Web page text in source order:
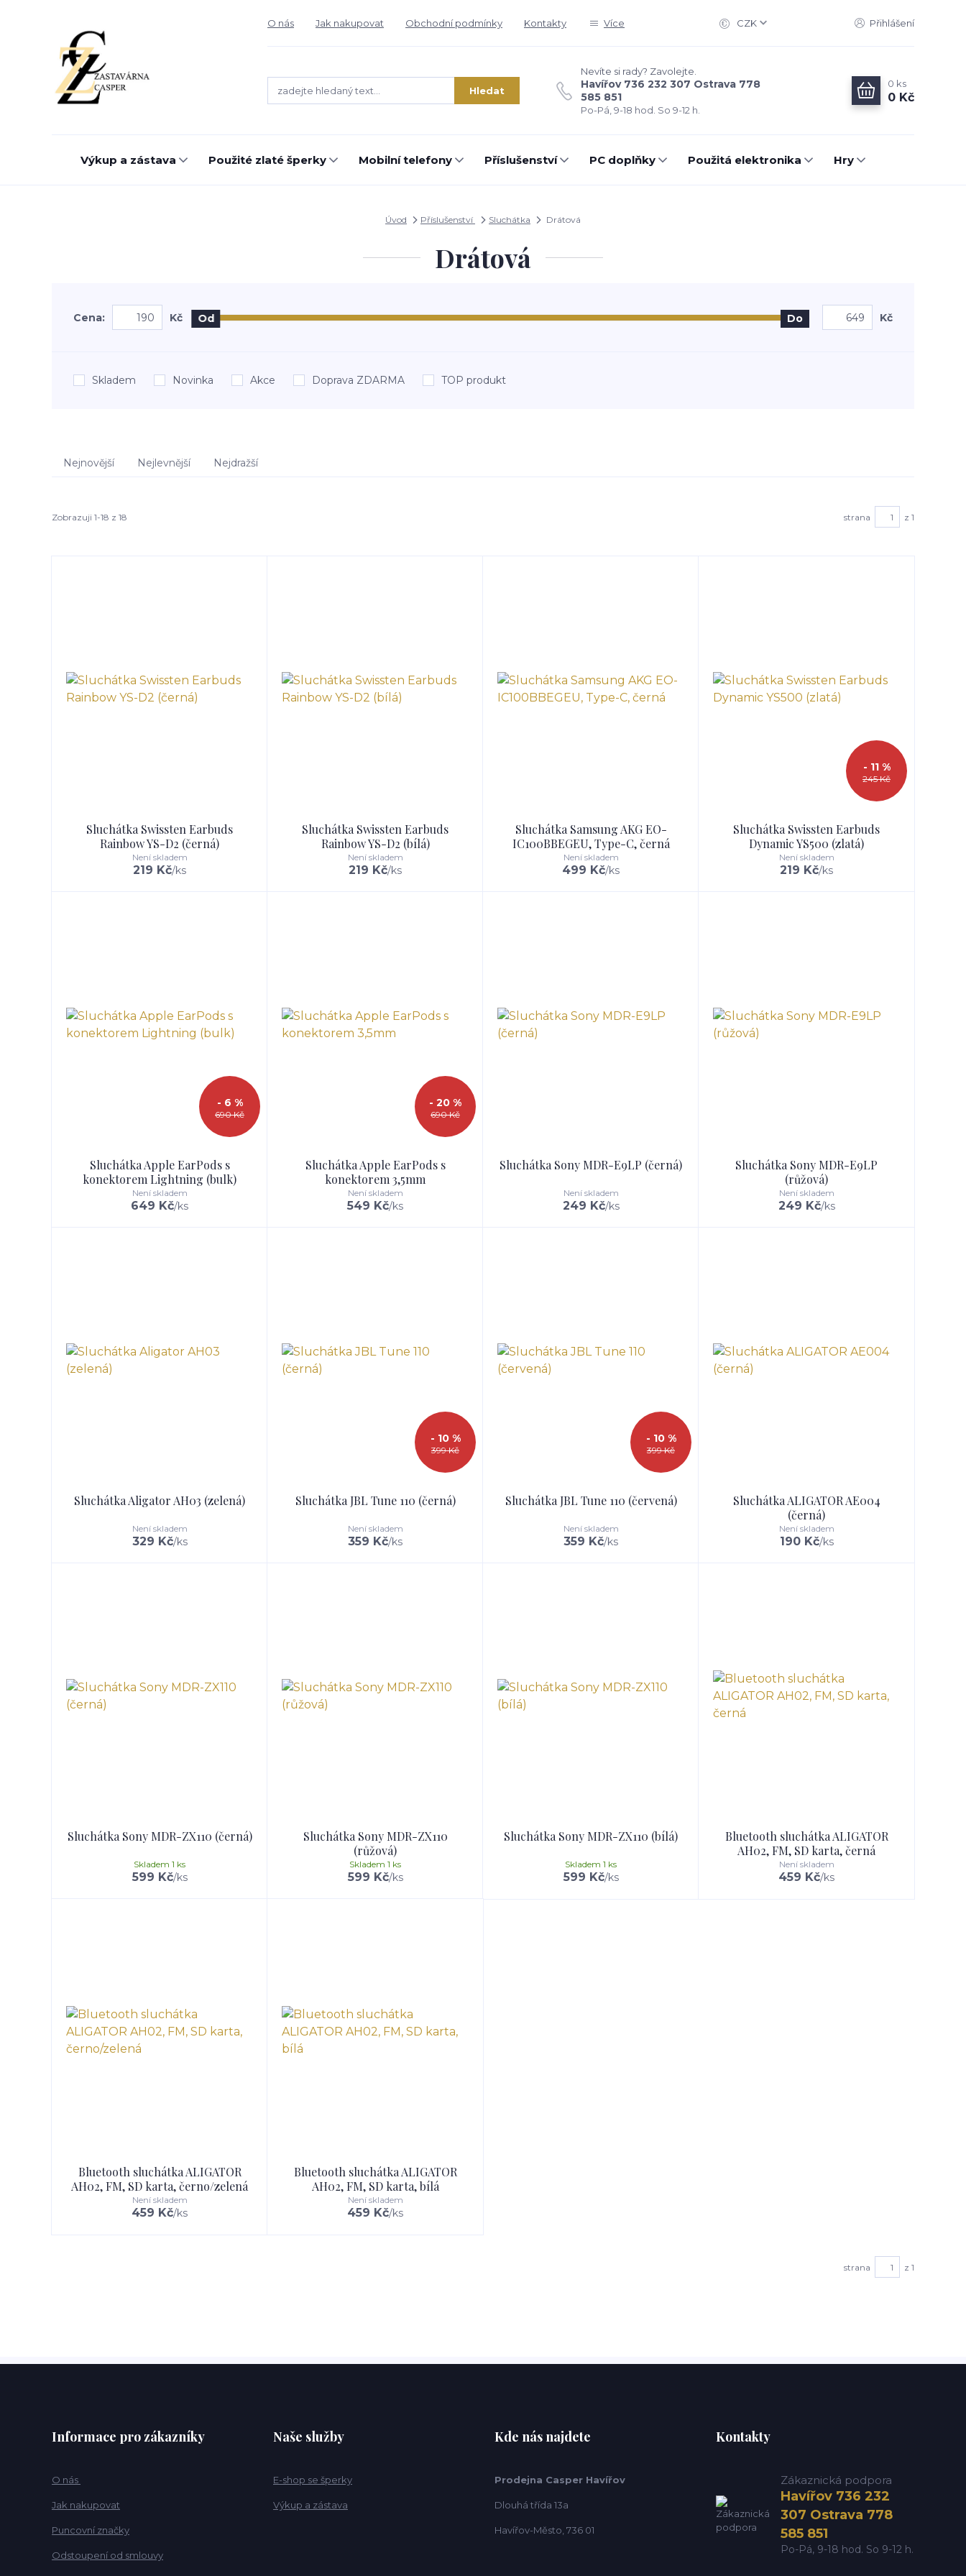
O nás Jak nakupovat Obchodní podmínky Kontakty Více CZK Přihlášení
Hledat
Nevíte si rady? Zavolejte.
Havířov 736 232 307 Ostrava 778
585 851
Po-Pá, 9-18 hod. So 9-12 h.
0 ks
0 Kč
Výkup a zástava Použité zlaté šperky Mobilní telefony Příslušenství PC doplňky Použitá elektronika Hry
Úvod Příslušenství Sluchátka Drátová
Drátová
Cena: Kč Od Do Kč
Skladem Novinka Akce Doprava ZDARMA TOP produkt
Nejnovější Nejlevnější Nejdražší
Zobrazuji 1-18 z 18 strana z 1
Sluchátka Swissten Earbuds
Rainbow YS-D2 (černá)
219 Kč/ks
Není skladem
Sluchátka Swissten Earbuds
Rainbow YS-D2 (bílá)
219 Kč/ks
Není skladem
Sluchátka Samsung AKG EO-
IC100BBEGEU, Type-C, černá
499 Kč/ks
Není skladem
245 Kč
- 11 %
Sluchátka Swissten Earbuds
Dynamic YS500 (zlatá)
219 Kč/ks
Není skladem
690 Kč
- 6 %
Sluchátka Apple EarPods s
konektorem Lightning (bulk)
649 Kč/ks
Není skladem
690 Kč
- 20 %
Sluchátka Apple EarPods s
konektorem 3,5mm
549 Kč/ks
Není skladem
Sluchátka Sony MDR-E9LP (černá)
249 Kč/ks
Není skladem
Sluchátka Sony MDR-E9LP
(růžová)
249 Kč/ks
Není skladem
Sluchátka Aligator AH03 (zelená)
329 Kč/ks
Není skladem
399 Kč
- 10 %
Sluchátka JBL Tune 110 (černá)
359 Kč/ks
Není skladem
399 Kč
- 10 %
Sluchátka JBL Tune 110 (červená)
359 Kč/ks
Není skladem
Sluchátka ALIGATOR AE004
(černá)
190 Kč/ks
Není skladem
Sluchátka Sony MDR-ZX110 (černá)
599 Kč/ks
Skladem 1 ks
Sluchátka Sony MDR-ZX110
(růžová)
599 Kč/ks
Skladem 1 ks
Sluchátka Sony MDR-ZX110 (bílá)
599 Kč/ks
Skladem 1 ks
Bluetooth sluchátka ALIGATOR
AH02, FM, SD karta, černá
459 Kč/ks
Není skladem
Bluetooth sluchátka ALIGATOR
AH02, FM, SD karta, černo/zelená
459 Kč/ks
Není skladem
Bluetooth sluchátka ALIGATOR
AH02, FM, SD karta, bílá
459 Kč/ks
Není skladem
strana z 1
Informace pro zákazníky
O nás
Jak nakupovat
Puncovní značky
Odstoupení od smlouvy
Naše služby
E-shop se šperky
Výkup a zástava
Kde nás najdete
Prodejna Casper Havířov
Dlouhá třída 13a
Havířov-Město, 736 01
Kontakty
Zákaznická podpora
Havířov 736 232
307 Ostrava 778
585 851
Po-Pá, 9-18 hod. So 9-12 h.